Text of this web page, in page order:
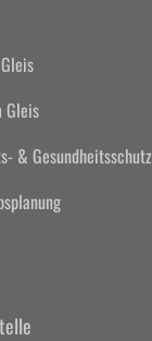
Gleis
& Gesundheitsschutz